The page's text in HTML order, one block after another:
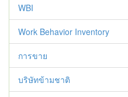
WBI
Work Behavior Inventory
การขาย
บริษัทข้ามชาติ